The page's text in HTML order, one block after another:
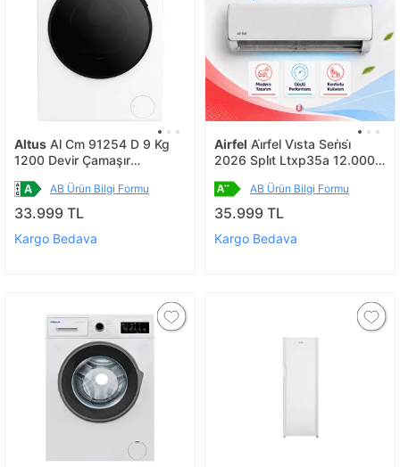
Altus Al Cm 91254 D 9 Kg
1200 Devir Çamaşır
AB Ürün Bilgi Formu
33.999 TL
Kargo Bedava
Airfel Ai̇rfel Vi̇sta Seri̇si̇
2026 Spli̇t Ltxp35a 12.000
AB Ürün Bilgi Formu
35.999 TL
Kargo Bedava